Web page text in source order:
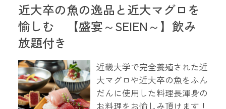
近大卒の魚の逸品と近大マグロを
愉しむ 【盛宴～SEIEN～】飲み
放題付き
近畿大学で完全養殖された近
大マグロや近大卒の魚をふん
だんに使用した料理長渾身の
お料理をお愉しみ頂けます！